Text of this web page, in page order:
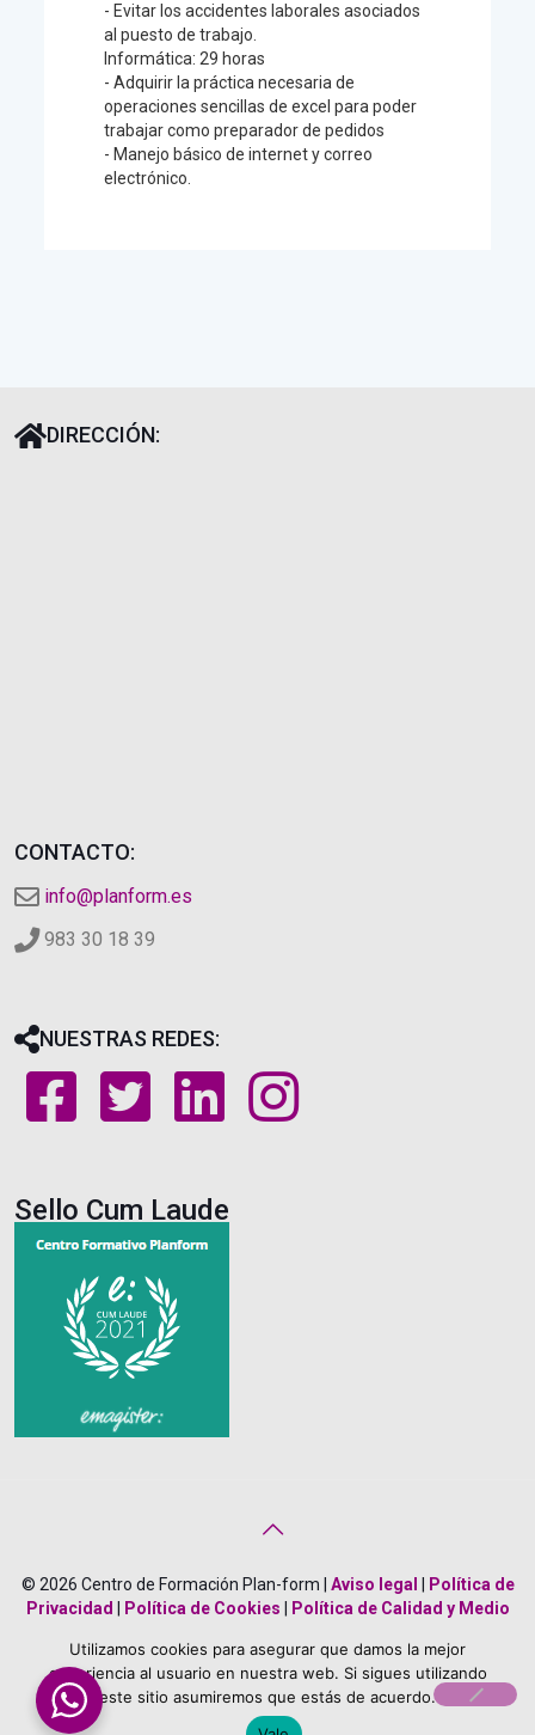
- Evitar los accidentes laborales asociados
al puesto de trabajo.
Informática: 29 horas
- Adquirir la práctica necesaria de
operaciones sencillas de excel para poder
trabajar como preparador de pedidos
- Manejo básico de internet y correo
electrónico.
DIRECCIÓN:
CONTACTO:
info@planform.es
983 30 18 39
NUESTRAS REDES:
Sello Cum Laude
© 2026 Centro de Formación Plan-form | Aviso legal
Política de
Privacidad
Política de Cookies
Política de Calidad y Medio
About Us Career Terms Team Members
Utilizamos cookies para asegurar que damos la mejor
experiencia al usuario en nuestra web. Si sigues utilizando
este sitio asumiremos que estás de acuerdo.